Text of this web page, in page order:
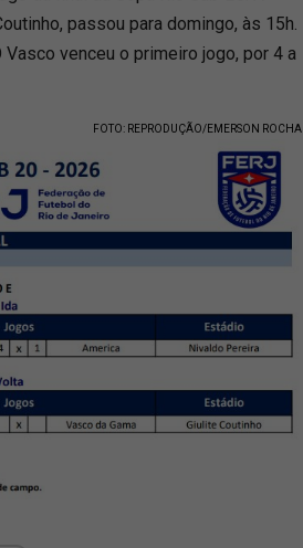
passou para domingo, às 15h.
venceu o primeiro jogo, por 4 a
FOTO: REPRODUÇÃO/EMERSON ROCHA